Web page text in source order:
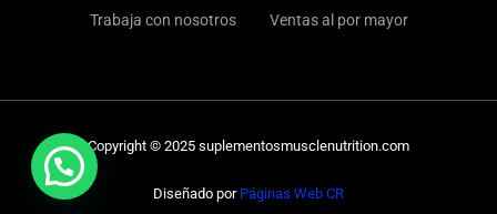
Trabaja con nosotros Ventas al por mayor
Copyright © 2025 suplementosmusclenutrition.com
Diseñado por Páginas Web CR